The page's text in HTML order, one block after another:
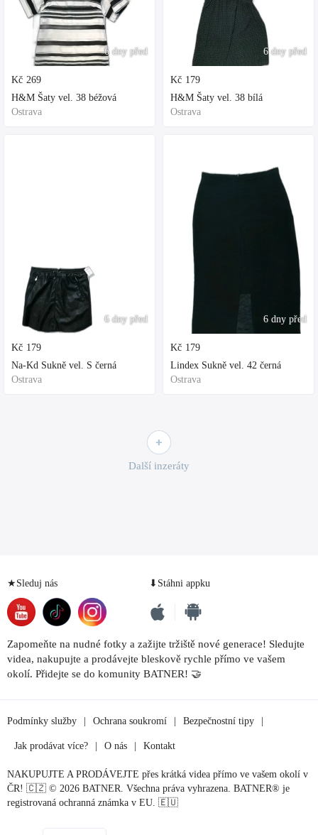
6 dny před
Kč 269
H&M Šaty vel. 38 béžová
Ostrava
6 dny před
Kč 179
Na-Kd Sukně vel. S černá
Ostrava
6 dny před
Kč 179
H&M Šaty vel. 38 bílá
Ostrava
6 dny před
Kč 179
Lindex Sukně vel. 42 černá
Ostrava
Další inzeráty
★Sleduj nás ⬇Stáhni appku
Zapomeňte na nudné fotky a zažijte tržiště nové generace! Sledujte
videa, nakupujte a prodávejte bleskově rychle přímo ve vašem
okolí. Přidejte se do komunity BATNER! 🤝
Podmínky služby Ochrana soukromí Bezpečnostní tipy
Jak prodávat více? O nás Kontakt
NAKUPUJTE A PRODÁVEJTE přes krátká videa přímo ve vašem okolí v
ČR! 🇨🇿 © 2026 BATNER. Všechna práva vyhrazena. BATNER® je
registrovaná ochranná známka v EU. 🇪🇺